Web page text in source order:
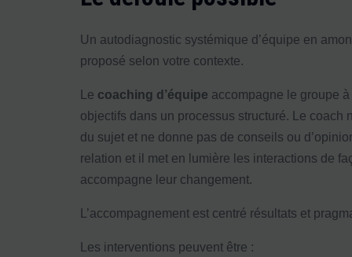
Un autodiagnostic systémique d’équipe en
proposé selon votre contexte.
Le coaching d’équipe accompagne le groupe à
objectifs dans un processus structuré. Le coach
du sujet et ne donne pas de conseils ou
relation et il met en lumière les interactions de
accompagne leur changement.
L’accompagnement est centré résultats et
Les interventions peuvent être :